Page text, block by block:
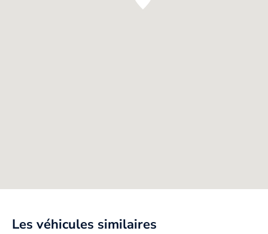
Les véhicules similaires